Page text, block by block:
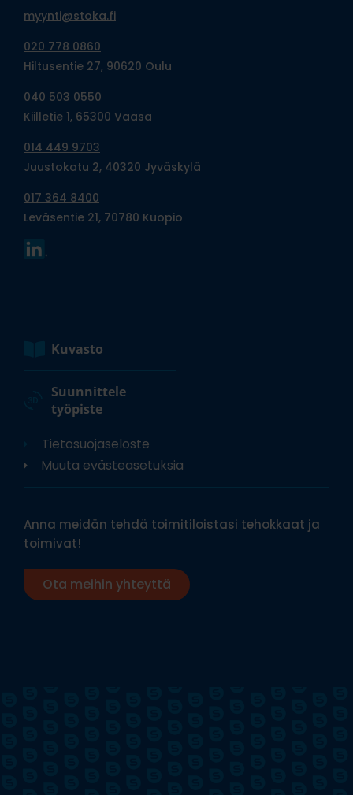
myynti@stoka.fi
020 778 0860
Hiltusentie 27, 90620 Oulu
040 503 0550
Kiilletie 1, 65300 Vaasa
014 449 9703
Juustokatu 2, 40320 Jyväskylä
017 364 8400
Leväsentie 21, 70780 Kuopio
Kuvasto
Suunnittele
työpiste
Tietosuojaseloste
Muuta evästeasetuksia
Anna meidän tehdä toimitiloistasi tehokkaat ja
toimivat!
Ota meihin yhteyttä